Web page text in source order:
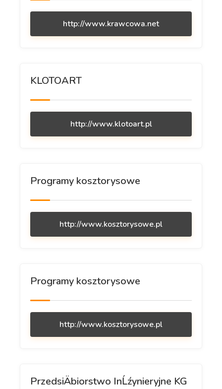
http://www.krawcowa.net
KLOTOART
http://www.klotoart.pl
Programy kosztorysowe
http://www.kosztorysowe.pl
Programy kosztorysowe
http://www.kosztorysowe.pl
PrzedsiÄbiorstwo InĹźynieryjne KG